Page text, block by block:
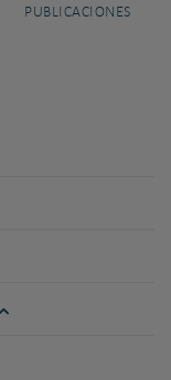
PUBLICACIONES